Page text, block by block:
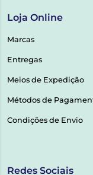
Loja Online
Marcas
Entregas
Meios de Expedição
Métodos de
Condições de Envio
Redes Sociais